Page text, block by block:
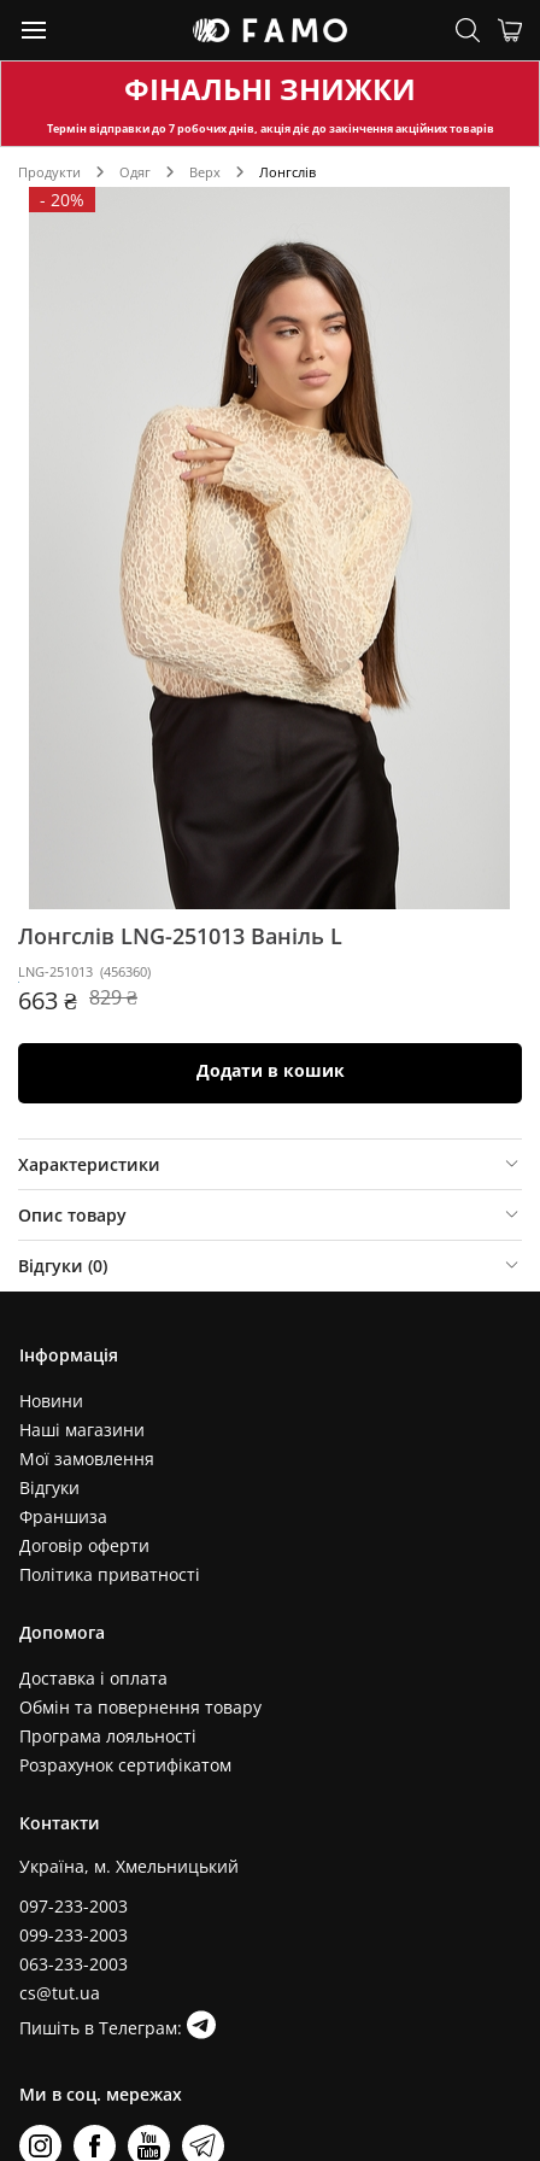
ФІНАЛЬНІ ЗНИЖКИ
Термін відправкидо 7 робочих днів, акція діє до закінчення акційних товарів
Продукти Одяг Верх Лонгслів
- 20%
Лонгслів LNG-251013 Ваніль L
LNG-251013 (456360)
663 ₴ 829 ₴
Додати в кошик
Характеристики
Опис товару
Відгуки (0)
Інформація
Новини
Наші магазини
Мої замовлення
Відгуки
Франшиза
Договір оферти
Політика приватності
Допомога
Доставка і оплата
Обмін та повернення товару
Програма лояльності
Розрахунок сертифікатом
Контакти
Україна, м. Хмельницький
097-233-2003
099-233-2003
063-233-2003
cs@tut.ua
Пишіть в Телеграм:
Ми в соц. мережах